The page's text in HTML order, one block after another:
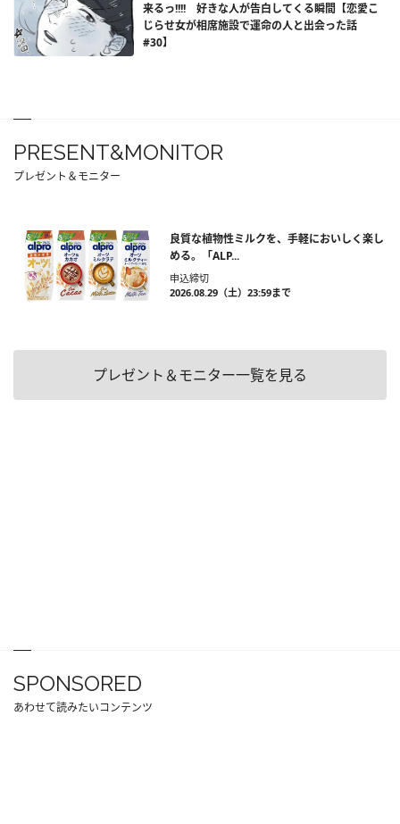
来るっ!!!! 好きな人が告白してくる瞬間【恋愛こ
じらせ女が相席施設で運命の人と出会った話
#30】
PRESENT&MONITOR
プレゼント＆モニター
良質な植物性ミルクを、手軽においしく楽し
める。「ALP...
申込締切
2026.08.29（土）23:59まで
プレゼント＆モニター一覧を見る
SPONSORED
あわせて読みたいコンテンツ